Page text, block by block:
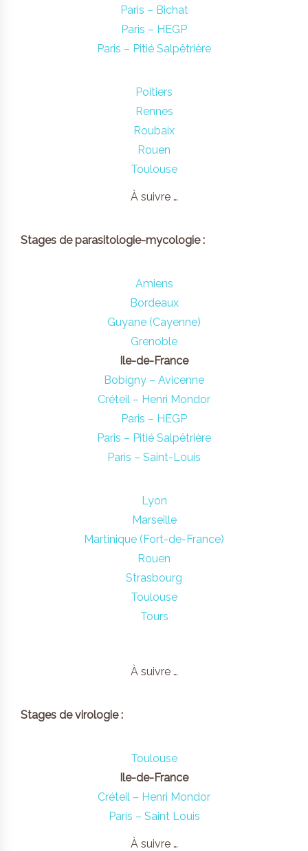
Paris – Bichat
Paris – HEGP
Paris – Pitié Salpêtrière
Poitiers
Rennes
Roubaix
Rouen
Toulouse
À suivre …
Stages de parasitologie-mycologie :
Amiens
Bordeaux
Guyane (Cayenne)
Grenoble
Ile-de-France
Bobigny – Avicenne
Créteil – Henri Mondor
Paris – HEGP
Paris – Pitié Salpêtrière
Paris – Saint-Louis
Lyon
Marseille
Martinique (Fort-de-France)
Rouen
Strasbourg
Toulouse
Tours
À suivre …
Stages de virologie :
Toulouse
Ile-de-France
Créteil – Henri Mondor
Paris – Saint Louis
À suivre …